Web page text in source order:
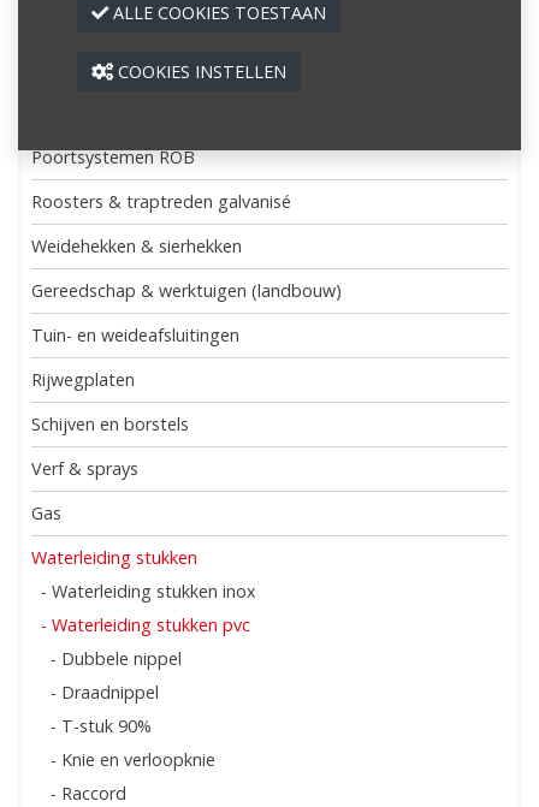
Profielen
Poortsystemen ROB
Roosters & traptreden galvanisé
Weidehekken & sierhekken
Gereedschap & werktuigen (landbouw)
Tuin- en weideafsluitingen
Rijwegplaten
Schijven en borstels
Verf & sprays
Gas
Waterleiding stukken
- Waterleiding stukken inox
- Waterleiding stukken pvc
- Dubbele nippel
- Draadnippel
- T-stuk 90%
- Knie en verloopknie
- Raccord
ALLE COOKIES TOESTAAN
COOKIES INSTELLEN